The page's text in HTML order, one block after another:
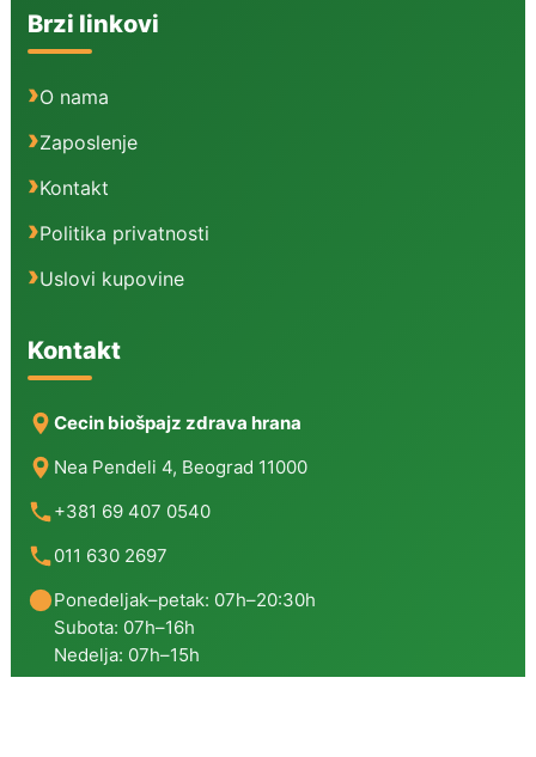
Brzi linkovi
O nama
Zaposlenje
Kontakt
Politika privatnosti
Uslovi kupovine
Kontakt
Cecin biošpajz zdrava hrana
Nea Pendeli 4, Beograd 11000
+381 69 407 0540
011 630 2697
Ponedeljak–petak: 07h–20:30h
Subota: 07h–16h
Nedelja: 07h–15h